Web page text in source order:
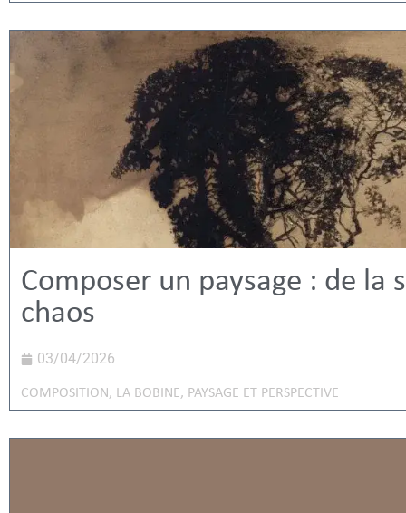
Composer un paysage : de la
chaos
03/04/2026
COMPOSITION, LA BOBINE, PAYSAGE ET PERSPECTIVE